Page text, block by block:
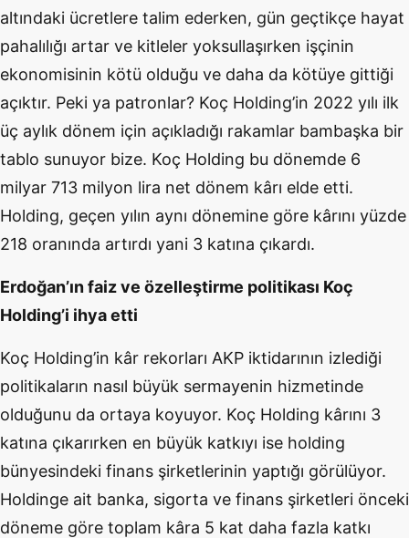
altındaki ücretlere talim ederken, gün geçtikçe hayat
pahalılığı artar ve kitleler yoksullaşırken işçinin
ekonomisinin kötü olduğu ve daha da kötüye gittiği
açıktır. Peki ya patronlar? Koç Holding’in 2022 yılı ilk
üç aylık dönem için açıkladığı rakamlar bambaşka bir
tablo sunuyor bize. Koç Holding bu dönemde 6
milyar 713 milyon lira net dönem kârı elde etti.
Holding, geçen yılın aynı dönemine göre kârını yüzde
218 oranında artırdı yani 3 katına çıkardı.
Erdoğan’ın faiz ve özelleştirme politikası Koç
Holding’i ihya etti
Koç Holding’in kâr rekorları AKP iktidarının izlediği
politikaların nasıl büyük sermayenin hizmetinde
olduğunu da ortaya koyuyor. Koç Holding kârını 3
katına çıkarırken en büyük katkıyı ise holding
bünyesindeki finans şirketlerinin yaptığı görülüyor.
Holdinge ait banka, sigorta ve finans şirketleri önceki
döneme göre toplam kâra 5 kat daha fazla katkı